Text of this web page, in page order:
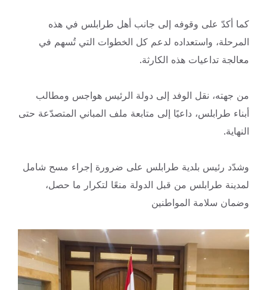
كما أكدّ على وقوفه إلى جانب أهل طرابلس في هذه
المرحلة، واستعداده لدعم كل الخطوات التي تُسهم في
معالجة تداعيات هذه الكارثة.
من جهته، نقل الوفد إلى دولة الرئيس هواجس ومطالب
أبناء طرابلس، داعيًا إلى متابعة ملف المباني المتصدّعة حتى
النهاية.
وشدّد رئيس بلدية طرابلس على ضرورة إجراء مسح شامل
لمدينة طرابلس من قبل الدولة منعًا لتكرار ما حصل،
وضمان سلامة المواطنين